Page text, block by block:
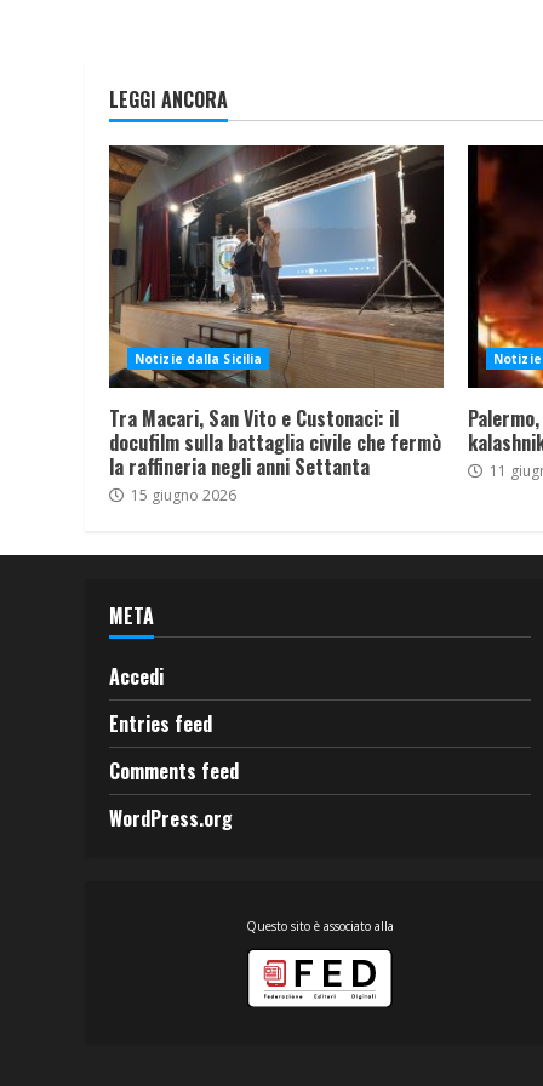
LEGGI ANCORA
Notizie dalla Sicilia
Tra Macari, San Vito e Custonaci: il
docufilm sulla battaglia civile che fermò
la raffineria negli anni Settanta
15 giugno 2026
11
META
Accedi
Entries feed
Comments feed
WordPress.org
Questo sito è associato alla